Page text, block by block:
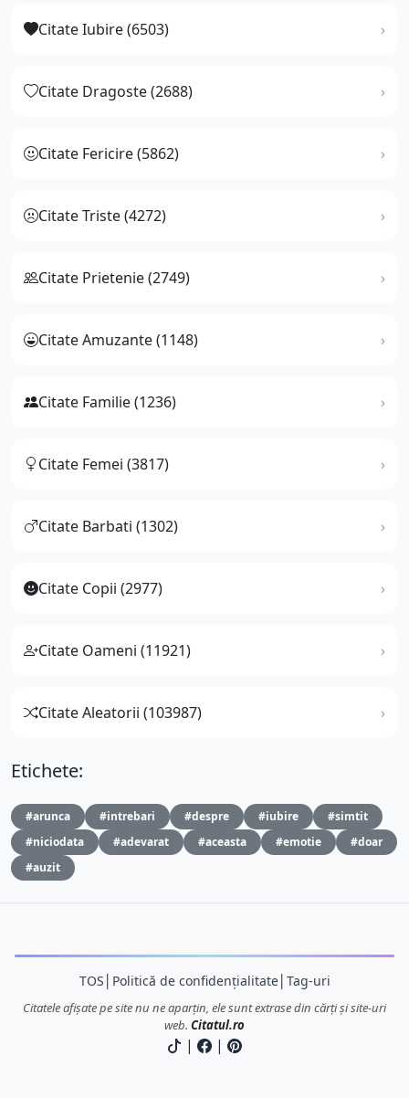
Citate Iubire (6503)
Citate Dragoste (2688)
Citate Fericire (5862)
Citate Triste (4272)
Citate Prietenie (2749)
Citate Amuzante (1148)
Citate Familie (1236)
Citate Femei (3817)
Citate Barbati (1302)
Citate Copii (2977)
Citate Oameni (11921)
Citate Aleatorii (103987)
Etichete:
#arunca #intrebari #despre #iubire
#simtit
#niciodata
#adevarat #aceasta #emotie
#doar
#auzit
TOS Politică de confidențialitate│ Tag-uri
Citatele afișate pe site nu ne aparțin, ele sunt extrase din cărți și site-uri
web. Citatul.ro
| |